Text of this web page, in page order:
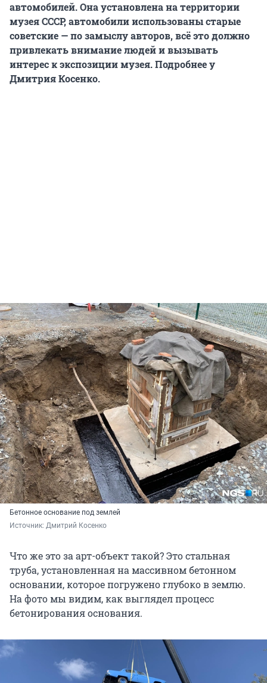
автомобилей. Она установлена на территории
музея СССР, автомобили использованы старые
советские — по замыслу авторов, всё это должно
привлекать внимание людей и вызывать
интерес к экспозиции музея. Подробнее у
Дмитрия Косенко.
Бетонное основание под землей
Источник: Дмитрий Косенко
Что же это за арт-объект такой? Это стальная
труба, установленная на массивном бетонном
основании, которое погружено глубоко в землю.
На фото мы видим, как выглядел процесс
бетонирования основания.